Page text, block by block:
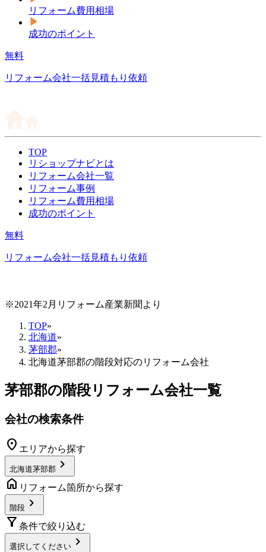
リフォーム費用相場
成功のポイント
無料
リフォーム会社一括見積もり依頼
TOP
リショップナビとは
リフォーム会社一覧
リフォーム事例
リフォーム費用相場
成功のポイント
無料
リフォーム会社一括見積もり依頼
※2021年2月リフォーム産業新聞より
TOP»
北海道»
茅部郡»
北海道茅部郡の階段対応のリフォーム会社
茅部郡の階段リフォーム会社一覧
会社の検索条件
location_on エリアから探す
北海道茅部郡 chevron_right
home リフォーム箇所から探す
階段 chevron_right
filter_alt 条件で絞り込む
選択してください chevron_right